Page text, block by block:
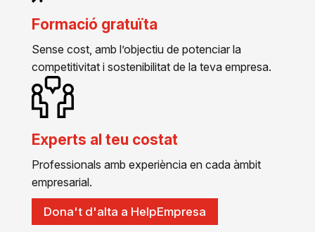
Formació gratuïta
Sense cost, amb l’objectiu de potenciar la
competitivitat i sostenibilitat de la teva empresa.
Experts al teu costat
Professionals amb experiència en cada àmbit
empresarial.
Dona't d'alta a HelpEmpresa